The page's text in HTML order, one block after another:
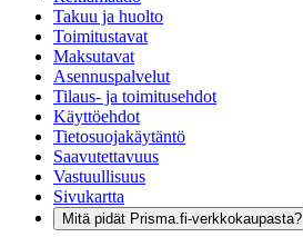
Takuu ja huolto
Toimitustavat
Maksutavat
Asennuspalvelut
Tilaus- ja toimitusehdot
Käyttöehdot
Tietosuojakäytäntö
Saavutettavuus
Vastuullisuus
Sivukartta
Mitä pidät Prisma.fi-verkkokaupasta?